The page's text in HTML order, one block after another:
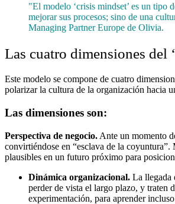
"El modelo ‘crisis mindset’ es un tipo
mejorar sus procesos; sino de una
Managing Partner Europe de Olivia.
Las cuatro dimensiones del
Este modelo se compone de cuatro
polarizar la cultura de la organización hacia
Las dimensiones son:
Perspectiva de negocio. Ante un momento
convirtiéndose en “esclava de la
plausibles en un futuro próximo para
Dinámica organizacional. La llegada
perder de vista el largo plazo, y traten
experimentación, para aprender